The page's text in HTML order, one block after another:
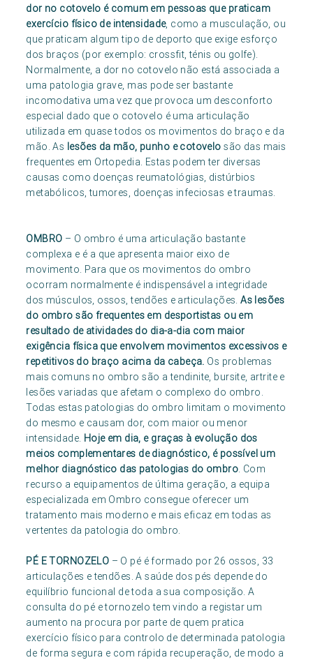
dor no cotovelo é comum em pessoas que praticam
exercício físico de intensidade, como a musculação, ou
que praticam algum tipo de deporto que exige esforço
dos braços (por exemplo: crossfit, ténis ou golfe).
Normalmente, a dor no cotovelo não está associada a
uma patologia grave, mas pode ser bastante
incomodativa uma vez que provoca um desconforto
especial dado que o cotovelo é uma articulação
utilizada em quase todos os movimentos do braço e da
mão. As lesões da mão, punho e cotovelo são das mais
frequentes em Ortopedia. Estas podem ter diversas
causas como doenças reumatológias, distúrbios
metabólicos, tumores, doenças infeciosas e traumas.
OMBRO – O ombro é uma articulação bastante
complexa e é a que apresenta maior eixo de
movimento. Para que os movimentos do ombro
ocorram normalmente é indispensável a integridade
dos músculos, ossos, tendões e articulações.As lesões
do ombro são frequentes em desportistas ou em
resultado de atividades do dia-a-dia com maior
exigência física que envolvem movimentos excessivos e
repetitivos do braço acima da cabeça. Os problemas
mais comuns no ombro são a tendinite, bursite, artrite e
lesões variadas que afetam o complexo do ombro.
Todas estas patologias do ombro limitam o movimento
do mesmo e causam dor, com maior ou menor
intensidade. Hoje em dia, e graças à evolução dos
meios complementares de diagnóstico, é possível um
melhor diagnóstico das patologias do ombro. Com
recurso a equipamentos de última geração, a equipa
especializada em Ombro consegue oferecer um
tratamento mais moderno e mais eficaz em todas as
vertentes da patologia do ombro.
PÉ E TORNOZELO – O pé é formado por 26 ossos, 33
articulações e tendões. A saúde dos pés depende do
equilíbrio funcional de toda a sua composição. A
consulta do pé e tornozelo tem vindo a registar um
aumento na procura por parte de quem pratica
exercício físico para controlo de determinada patologia
de forma segura e com rápida recuperação, de modo a